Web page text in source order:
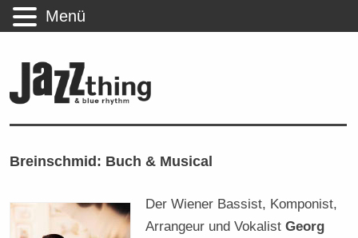
Breinschmid: Buch & Musical
Der Wiener Bassist, Komponist,
Arrangeur und VokalistGeorg
Menü